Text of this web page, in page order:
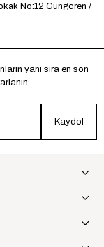
No:12 Güngören /
yanı sıra en son
Kaydol